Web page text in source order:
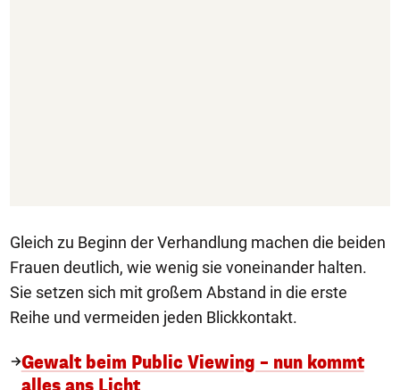
Gleich zu Beginn der Verhandlung machen die beiden
Frauen deutlich, wie wenig sie voneinander halten.
Sie setzen sich mit großem Abstand in die erste
Reihe und vermeiden jeden Blickkontakt.
Gewalt beim Public Viewing – nun kommt